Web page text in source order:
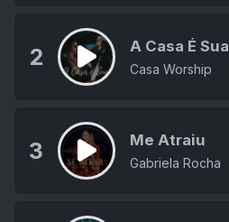
2 A Casa É Sua
Casa Worship
3 Me Atraiu
Gabriela Rocha